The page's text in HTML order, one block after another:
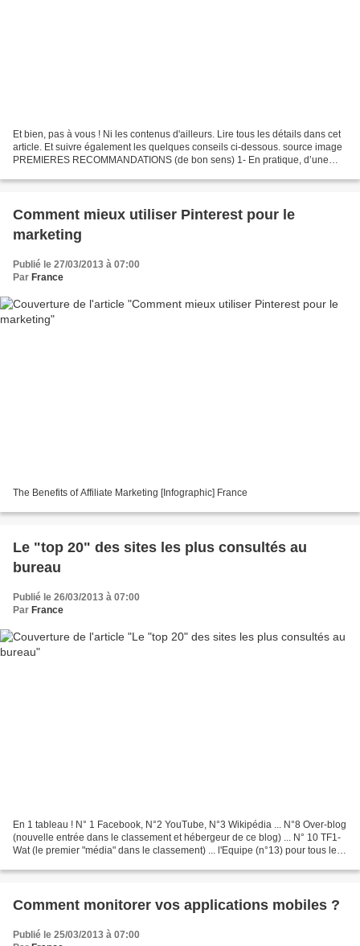
Et bien, pas à vous ! Ni les contenus d'ailleurs. Lire tous les détails dans cet
article. Et suivre également les quelques conseils ci-dessous. source image
PREMIERES RECOMMANDATIONS (de bon sens) 1- En pratique, d’une
Comment mieux utiliser Pinterest pour le
marketing
Publié le 27/03/2013 à 07:00
Par France
The Benefits of Affiliate Marketing [Infographic] France
Le "top 20" des sites les plus consultés au
bureau
Publié le 26/03/2013 à 07:00
Par France
En 1 tableau ! N° 1 Facebook, N°2 YouTube, N°3 Wikipédia ... N°8 Over-blog
(nouvelle entrée dans le classement et hébergeur de ce blog) ... N° 10 TF1-
Wat (le premier "média" dans le classement) ... l'Equipe (n°13) pour tous les
Comment monitorer vos applications mobiles ?
Publié le 25/03/2013 à 07:00